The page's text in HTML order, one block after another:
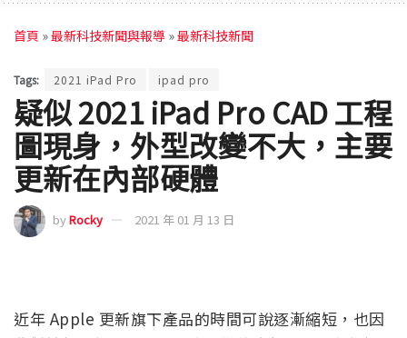
首頁 »最新科技新聞與報導 »最新科技新聞
Tags: 2021 iPad Pro ipad pro
疑似 2021 iPad Pro CAD 工程
圖現身，外型改變不大，主要
更新在內部硬體
byRocky 2021 年 01 月 13 日
近年 Apple 更新旗下產品的時間可說逐漸縮短，也因